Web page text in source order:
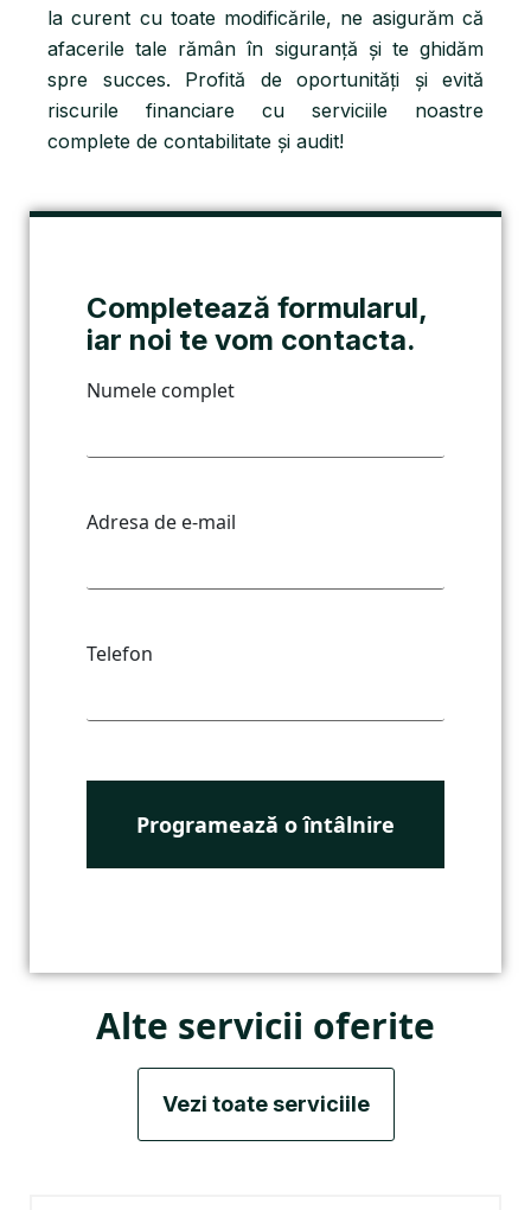
la curent cu toate modificările, ne asigurăm că
afacerile tale rămân în siguranță și te ghidăm
spre succes. Profită de oportunități și evită
riscurile financiare cu serviciile noastre
complete de contabilitate și audit!
Completează formularul,
iar noi te vom contacta.
Numele complet
Adresa de e-mail
Telefon
Alte servicii oferite
Vezi toate serviciile